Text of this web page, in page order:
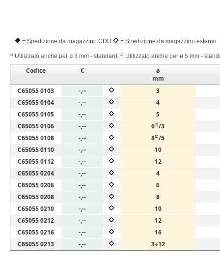
= Spedizione da magazzino CDU = Spedizione da magazzino esterno
¹⁾ Utilizzato anche per ø 3 mm - standard. ²⁾ Utilizzato anche per ø 5 mm -
Codice €
ø
mm
C65055 0103
-,--
3
C65055 0104
-,--
4
C65055 0105
-,--
5
C65055 0106
-,--
6¹⁾/3
C65055 0108
-,--
8²⁾/5
C65055 0110
-,--
10
C65055 0112
-,--
12
C65055 0204
-,--
4
C65055 0206
-,--
6
C65055 0208
-,--
8
C65055 0210
-,--
10
C65055 0212
-,--
12
C65055 0216
-,--
16
C65055 0213
-,-- 3÷12